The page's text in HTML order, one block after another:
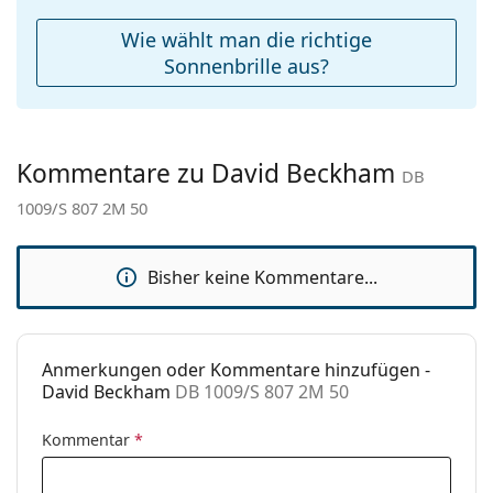
Reinigungstuch:
Ja
Marke:
David Beckham
Verwendung:
Code:
DB 1009/S 807 2M 50
verfügbar :
Nein
Wie wählt man die richtige
Sonnenbrille aus?
Kommentare zu David Beckham DB
1009/S 807 2M 50
Bisher keine Kommentare...
Anmerkungen oder Kommentare hinzufügen -
David Beckham DB 1009/S 807 2M 50
Kommentar *